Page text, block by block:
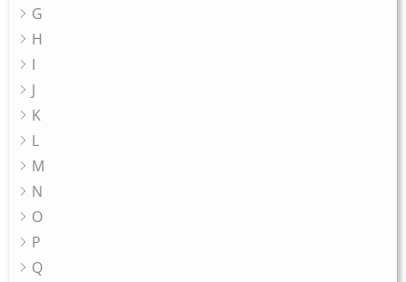
G
H
I
J
K
L
M
N
O
P
Q